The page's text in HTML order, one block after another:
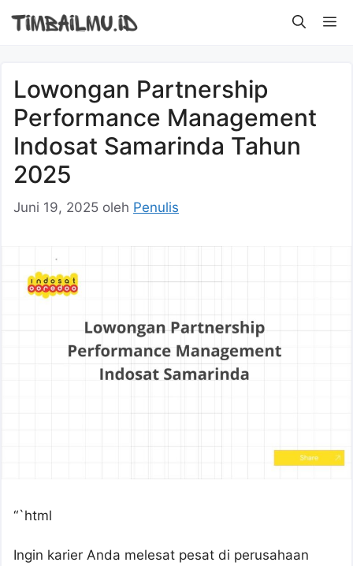
Lowongan Partnership
Performance Management
Indosat Samarinda Tahun
2025
Juni 19, 2025 oleh Penulis
“`html
Ingin karier Anda melesat pesat di perusahaan